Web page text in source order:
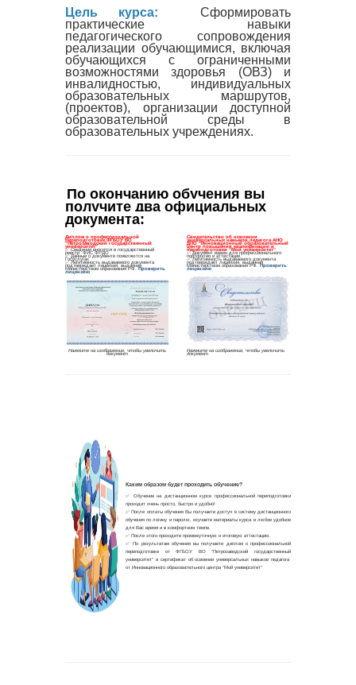
Цель курса:
Сформировать
практические навыки
педагогического сопровождения
реализации обучающимися, включая
обучающихся с ограниченными
возможностями здоровья (ОВЗ) и
инвалидностью, индивидуальных
образовательных маршрутов,
(проектов), организации доступной
образовательной среды в
образовательных учреждениях.
По окончанию обучения вы
получите два официальных
документа: